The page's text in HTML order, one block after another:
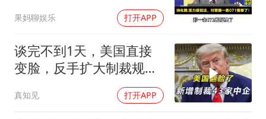
果妈聊娱乐 打开APP
谈完不到1天，美国直接
变脸，反手扩大制裁规
模，43家中企遭殃
真知见 打开APP